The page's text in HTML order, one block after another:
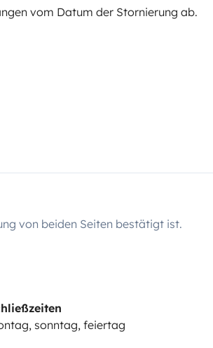
vom Datum der Stornierung ab.
von beiden Seiten bestätigt ist.
sonntag, feiertag